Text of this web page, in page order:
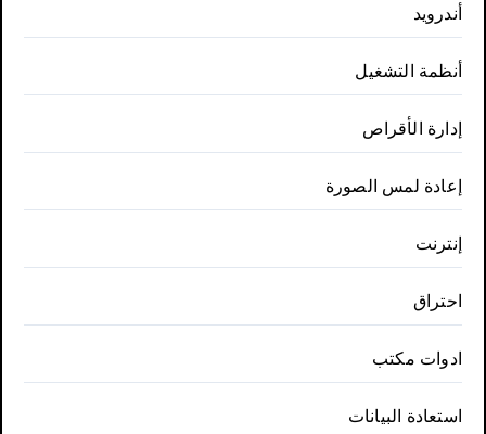
أندرويد
أنظمة التشغيل
إدارة الأقراص
إعادة لمس الصورة
إنترنت
احتراق
ادوات مكتب
استعادة البيانات